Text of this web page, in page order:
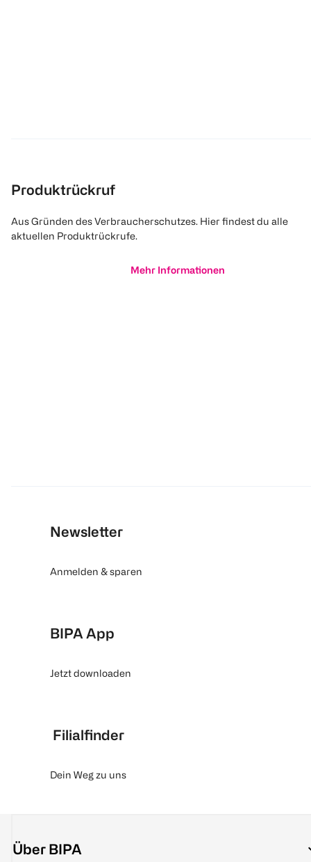
Produktrückruf
Aus Gründen des Verbraucherschutzes. Hier findest du alle
aktuellen Produktrückrufe.
Mehr Informationen
Newsletter
Anmelden & sparen
BIPA App
Jetzt downloaden
Filialfinder
Dein Weg zu uns
Über BIPA